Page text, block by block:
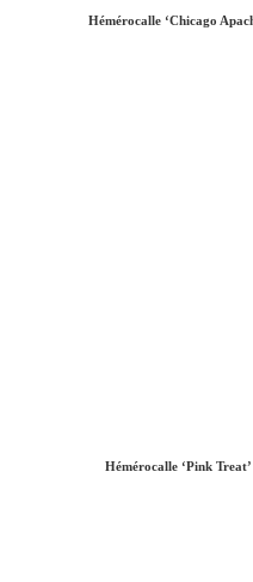
Hémérocalle ‘Chicago
Hémérocalle ‘Pink Treat’